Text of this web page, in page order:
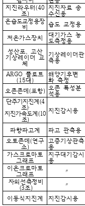
지진라우터(40
조)
지진자료 송
수신용
온습도교정용장
비 습도 교정용
저온가스장치
대기가스 농
도측정용
성산포, 고산
기상레이더 교
체
기상레이더관
측용
ARGO 플로트
(15대)
해양기후변
화 측정
오존존데(포항) 오존 특성분
석용
단주기지진계(4
조)‧
지진가속도계(10
조)
지진감시용
파향파고계 파고 관측용
오토존데(연구
소)
고증기상관측
용
가스크로마토
그래프
지구대기감시
용
이온크로마토
그래프 〃
자외선측정비
(3조) 〃
이동식지진계
지진감시용